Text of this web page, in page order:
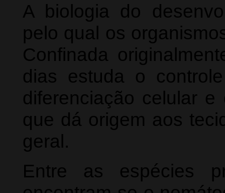
A biologia do
pelo qual os
Confinada
dias estuda o
diferenciação celular
que dá origem aos
geral.
Entre as espécies